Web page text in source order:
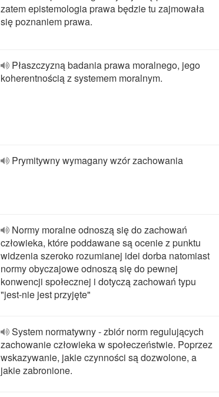
zatem epistemologia prawa będzie tu zajmowała
się poznaniem prawa.
Płaszczyzną badania prawa moralnego, jego
koherentnością z systemem moralnym.
Prymitywny wymagany wzór zachowania
Normy moralne odnoszą się do zachowań
człowieka, które poddawane są ocenie z punktu
widzenia szeroko rozumianej idei dorba natomiast
normy obyczajowe odnoszą się do pewnej
konwencji społecznej i dotyczą zachowań typu
"jest-nie jest przyjęte"
System normatywny - zbiór norm regulujących
zachowanie człowieka w społeczeństwie. Poprzez
wskazywanie, jakie czynności są dozwolone, a
jakie zabronione.